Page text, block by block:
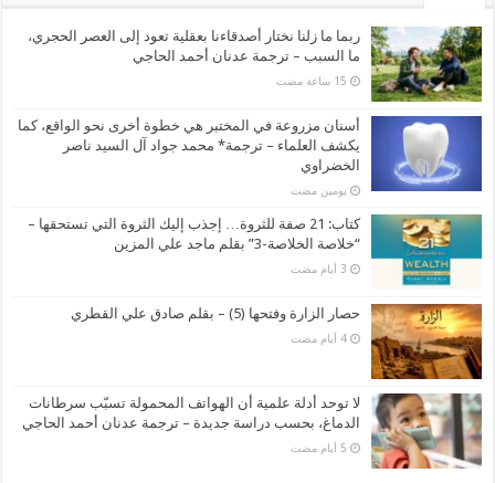
ربما ما زلنا نختار أصدقاءنا بعقلية تعود إلى العصر الحجري،
ما السبب – ترجمة عدنان أحمد الحاجي
أسنان مزروعة في المختبر هي خطوة أخرى نحو الواقع، كما
يكشف العلماء – ترجمة* محمد جواد آل السيد ناصر
الخضراوي
‏يومين مضت
كتاب: 21 صفة للثروة… إجذب إليك الثروة التي تستحقها –
“خلاصة الخلاصة-3” بقلم ماجد علي المزين
حصار الزارة وفتحها (5) – بقلم صادق علي القطري
‏4 أيام مضت
لا توحد أدلة علمية أن الهواتف المحمولة تسبّب سرطانات
الدماغ، بحسب دراسة جديدة – ترجمة عدنان أحمد الحاجي